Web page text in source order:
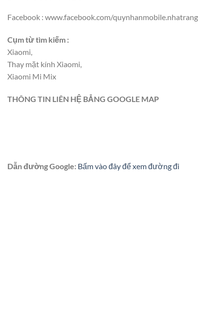
Facebook : www.facebook.com/quynhanmobile.nhatrang
Cụm từ tìm kiếm :
Xiaomi,
Thay mặt kính Xiaomi,
Xiaomi Mi Mix
THÔNG TIN LIÊN HỆ BẲNG GOOGLE MAP
Dẫn đường Google: Bấm vào đây để xem đường đi